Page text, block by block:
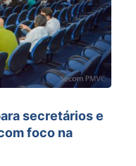
secretários e
foco na